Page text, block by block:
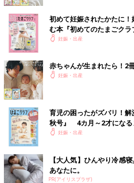
初めて妊娠されたかたに
む本『初めてのたまごクラ
妊娠・出産
赤ちゃんが生まれたら！2
妊娠・出産
育児の困ったがズバリ！
秋号』 4カ月～2才になる
いっぱい！
妊娠・出産
【大人気】ひんやり冷感
あなたに。
PR(アイリスプラザ)